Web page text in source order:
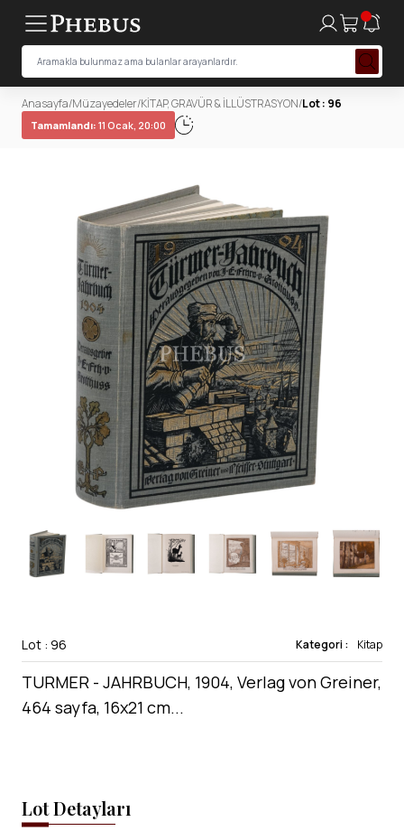
Anasayfa/Müzayedeler/KİTAP, GRAVÜR & İLLÜSTRASYON/Lot : 96
Tamamlandı: 11 Ocak, 20:00
Lot : 96 Kategori : Kitap
TURMER - JAHRBUCH, 1904, Verlag von Greiner,
464 sayfa, 16x21 cm...
Lot Detayları